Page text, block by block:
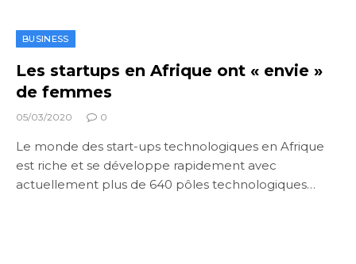
BUSINESS
Les startups en Afrique ont « envie »
de femmes
05/03/2020 0
Le monde des start-ups technologiques en Afrique
est riche et se développe rapidement avec
actuellement plus de 640 pôles technologiques…